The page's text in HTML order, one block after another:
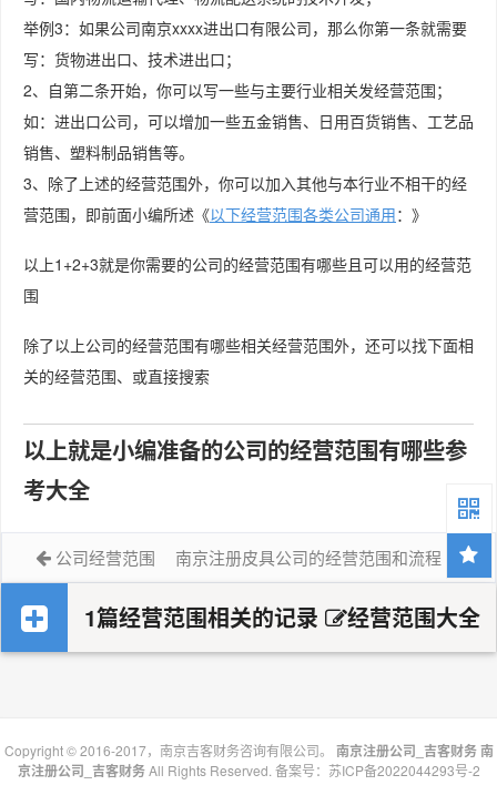
举例3：如果公司南京xxxx进出口有限公司，那么你第一条就需要
写：货物进出口、技术进出口；
2、自第二条开始，你可以写一些与主要行业相关发经营范围；
如：进出口公司，可以增加一些五金销售、日用百货销售、工艺品
销售、塑料制品销售等。
3、除了上述的经营范围外，你可以加入其他与本行业不相干的经
营范围，即前面小编所述《以下经营范围各类公司通用：》
以上1+2+3就是你需要的公司的经营范围有哪些且可以用的经营范
围
除了以上公司的经营范围有哪些相关经营范围外，还可以找下面相
关的经营范围、或直接搜索
以上就是小编准备的公司的经营范围有哪些参
考大全
公司经营范围 南京注册皮具公司的经营范围和流程
1篇经营范围相关的记录 经营范围大全
Copyright © 2016-2017，南京吉客财务咨询有限公司。 南京注册公司_吉客财务南
京注册公司_吉客财务All Rights Reserved. 备案号： 苏ICP备2022044293号-2